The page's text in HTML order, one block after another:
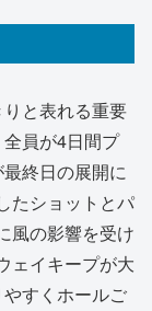
と表れる重要
員が4日間プ
終日の展開に
たショットとパ
風の影響を受け
ェイキープが大
すくホールご